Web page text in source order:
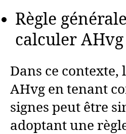
Règle
calculer AHvg
Dans ce contexte,
AHvg en tenant
signes peut être
adoptant une